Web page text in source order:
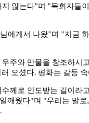
않는다"며 "목회자들
에게서 나왔"며 "지금
주와 만물을 창조하
오셨다. 평화는 갈등
께로 인도받는 길이
웠다"며 "우리는 말